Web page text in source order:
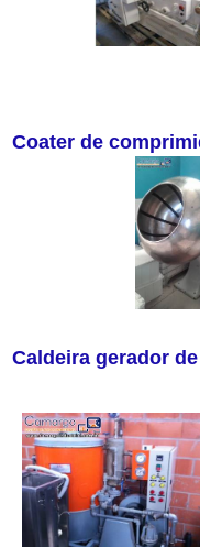
Coater de
Caldeira gerador